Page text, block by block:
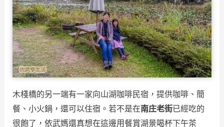
木棧橋的另一端有一家向山湖咖啡民宿，提供咖啡、簡
餐、小火鍋，還可以住宿。若不是在南庄老街已經吃的
很飽了，依武媽還真想在這邊用餐賞湖景喝杯下午茶